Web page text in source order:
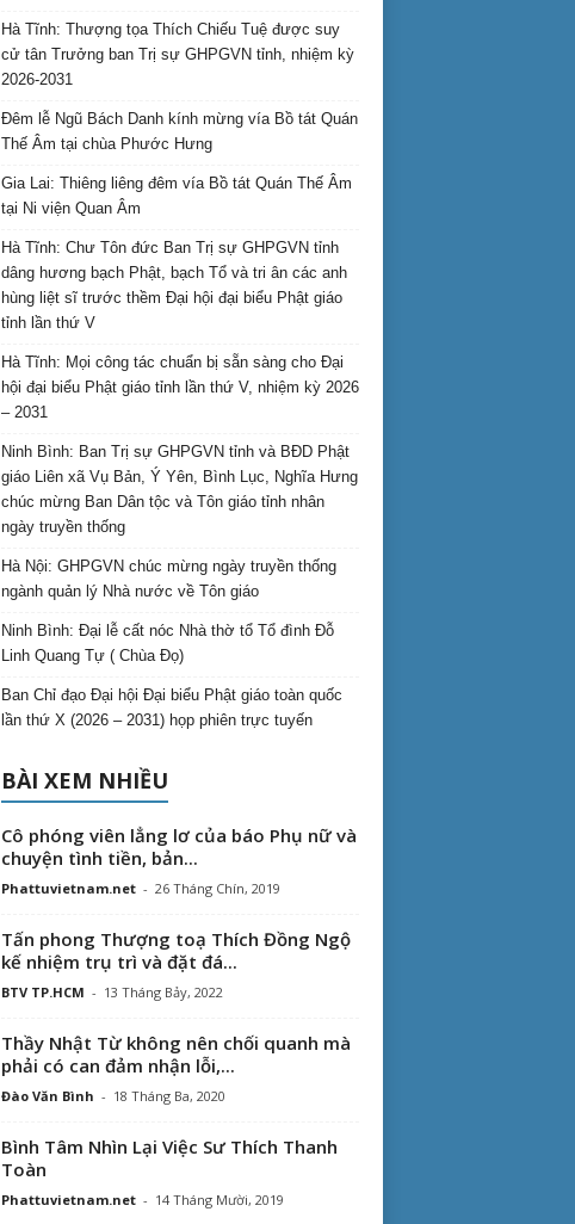
Hà Tĩnh: Thượng tọa Thích Chiếu Tuệ được suy
cử tân Trưởng ban Trị sự GHPGVN tỉnh, nhiệm kỳ
2026-2031
Đêm lễ Ngũ Bách Danh kính mừng vía Bồ tát Quán
Thế Âm tại chùa Phước Hưng
Gia Lai: Thiêng liêng đêm vía Bồ tát Quán Thế Âm
tại Ni viện Quan Âm
Hà Tĩnh: Chư Tôn đức Ban Trị sự GHPGVN tỉnh
dâng hương bạch Phật, bạch Tổ và tri ân các anh
hùng liệt sĩ trước thềm Đại hội đại biểu Phật giáo
tỉnh lần thứ V
Hà Tĩnh: Mọi công tác chuẩn bị sẵn sàng cho Đại
hội đại biểu Phật giáo tỉnh lần thứ V, nhiệm kỳ 2026
– 2031
Ninh Bình: Ban Trị sự GHPGVN tỉnh và BĐD Phật
giáo Liên xã Vụ Bản, Ý Yên, Bình Lục, Nghĩa Hưng
chúc mừng Ban Dân tộc và Tôn giáo tỉnh nhân
ngày truyền thống
Hà Nội: GHPGVN chúc mừng ngày truyền thống
ngành quản lý Nhà nước về Tôn giáo
Ninh Bình: Đại lễ cất nóc Nhà thờ tổ Tổ đình Đỗ
Linh Quang Tự ( Chùa Đọ)
Ban Chỉ đạo Đại hội Đại biểu Phật giáo toàn quốc
lần thứ X (2026 – 2031) họp phiên trực tuyến
BÀI XEM NHIỀU
Cô phóng viên lẳng lơ của báo Phụ nữ và
chuyện tình tiền, bản...
Phattuvietnam.net - 26 Tháng Chín, 2019
Tấn phong Thượng toạ Thích Đồng Ngộ
kế nhiệm trụ trì và đặt đá...
BTV TP.HCM - 13 Tháng Bảy, 2022
Thầy Nhật Từ không nên chối quanh mà
phải có can đảm nhận lỗi,...
Đào Văn Bình - 18 Tháng Ba, 2020
Bình Tâm Nhìn Lại Việc Sư Thích Thanh
Toàn
Phattuvietnam.net - 14 Tháng Mười, 2019